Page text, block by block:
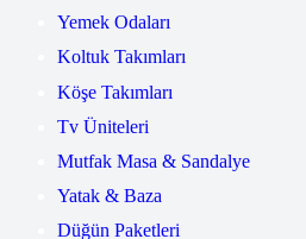
Yemek Odaları
Koltuk Takımları
Köşe Takımları
Tv Üniteleri
Mutfak Masa & Sandalye
Yatak & Baza
Düğün Paketleri